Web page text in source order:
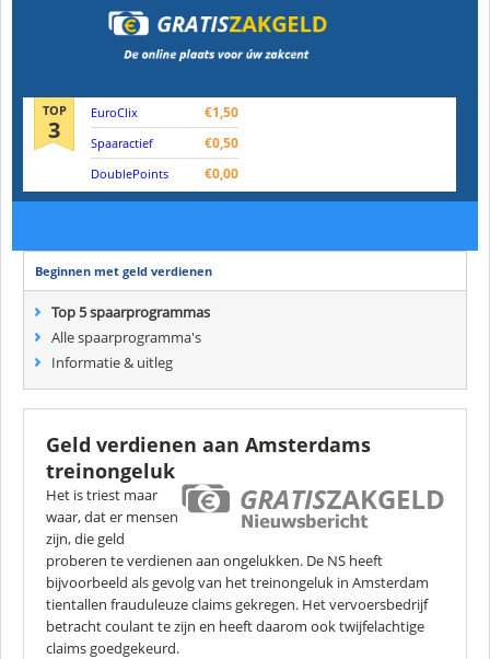
TOP
3
EuroClix €1,50
Spaaractief €0,50
DoublePoints €0,00
Beginnen met geld verdienen
Top 5 spaarprogrammas
Alle spaarprogramma's
Informatie & uitleg
Geld verdienen aan Amsterdams
treinongeluk
Het is triest maar
waar, dat er mensen
zijn, die geld
proberen te verdienen aan ongelukken. De NS heeft
bijvoorbeeld als gevolg van het treinongeluk in Amsterdam
tientallen frauduleuze claims gekregen. Het vervoersbedrijf
betracht coulant te zijn en heeft daarom ook twijfelachtige
claims goedgekeurd.